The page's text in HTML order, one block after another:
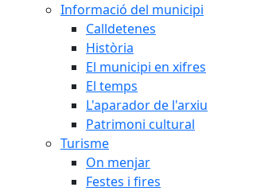
Informació del municipi
Calldetenes
Història
El municipi en xifres
El temps
L'aparador de l'arxiu
Patrimoni cultural
Turisme
On menjar
Festes i fires